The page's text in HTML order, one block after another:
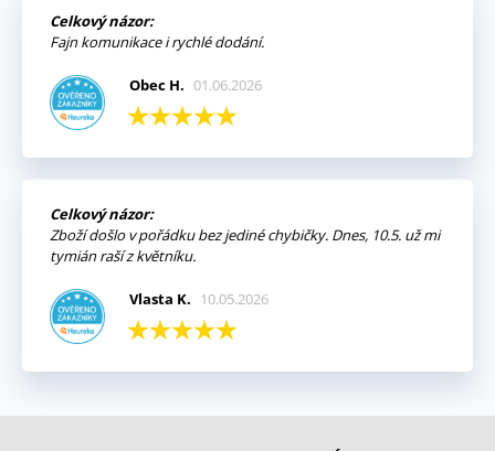
Celkový názor:
Fajn komunikace i rychlé dodání.
Obec H. 01.06.2026
Celkový názor:
Zboží došlo v pořádku bez jediné chybičky. Dnes, 10.5. už mi
tymián raší z květníku.
Vlasta K. 10.05.2026